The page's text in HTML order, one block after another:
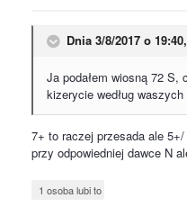
Dnia 3/8/2017 o 19:40,
Ja podałem wiosną 72 S,
kizerycie według
7+ to raczej przesada ale
przy odpowiedniej dawce N
1 osoba lubi to